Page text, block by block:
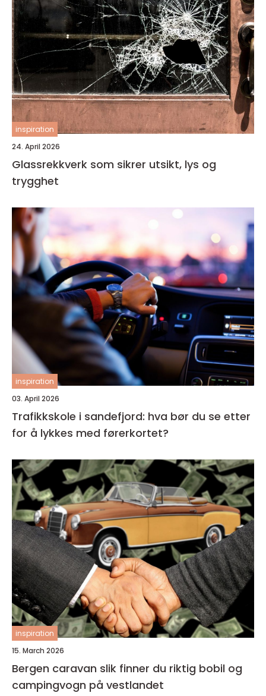
inspiration
24. April 2026
Glassrekkverk som sikrer utsikt, lys og
trygghet
inspiration
03. April 2026
Trafikkskole i sandefjord: hva bør du se etter
for å lykkes med førerkortet?
inspiration
15. March 2026
Bergen caravan slik finner du riktig bobil og
campingvogn på vestlandet